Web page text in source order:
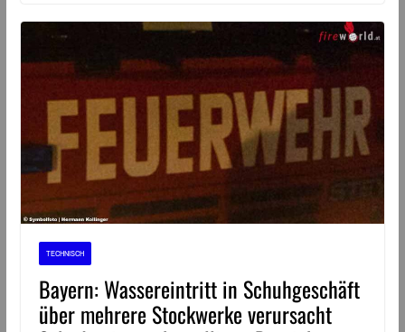
TECHNISCH
Bayern: Wassereintritt in Schuhgeschäft
über mehrere Stockwerke verursacht